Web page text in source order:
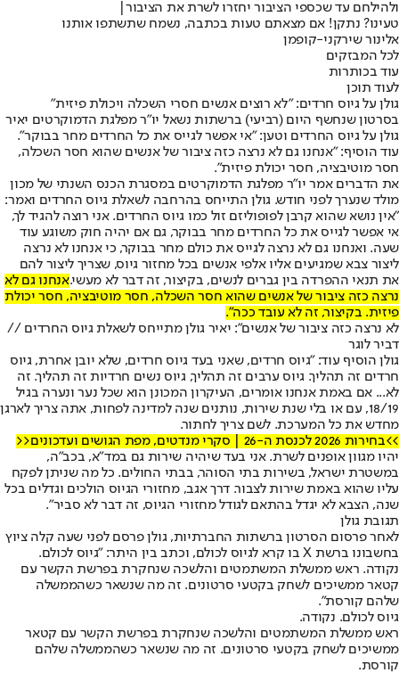
ולהילחם עד שכספי הציבור יחזרו לשרת את הציבור|
טעינו? נתקן! אם מצאתם טעות בכתבה, נשמח שתשתפו אותנו
אלינור שירקני-קופמן
לכל המבזקים
עוד בכותרות
לעוד תוכן
גולן על גיוס חרדים: "לא רוצים אנשים חסרי השכלה ויכולת פיזית"
בסרטון שנחשף היום (רביעי) ברשתות נשאל יו"ר מפלגת הדמוקרטים יאיר
גולן על גיוס החרדים וטען: "אי אפשר לגייס את כל החרדים מחר בבוקר".
עוד הוסיף: "אנחנו גם לא נרצה כזה ציבור של אנשים שהוא חסר השכלה,
חסר מוטיבציה, חסר יכולת פיזית".
את הדברים אמר יו"ר מפלגת הדמוקרטים במסגרת הכנס השנתי של מכון
מולד שנערך לפני חודש. גולן התייחס בהרחבה לשאלת גיוס החרדים ואמר:
"אין נושא שהוא קרבן לפופוליזם זול כמו גיוס החרדים. אני רוצה להגיד לך,
אי אפשר לגייס את כל החרדים מחר בבוקר, גם אם יהיה חוק משוגע עוד
שעה. ואנחנו גם לא נרצה לגייס את כולם מחר בבוקר, כי אנחנו לא נרצה
ליצור צבא שמגיעים אליו אלפי אנשים בכל מחזור גיוס, שצריך ליצור להם
את תנאי ההפרדה בין גברים לנשים, בקיצור, זה דבר לא מעשי.אנחנו גם לא
נרצה כזה ציבור של אנשים שהוא חסר השכלה, חסר מוטיבציה, חסר יכולת
פיזית. בקיצור, זה לא עובד ככה".
לא נרצה כזה ציבור של אנשים": יאיר גולן מתייחס לשאלת גיוס החרדים //
דביר לוגר
גולן הוסיף עוד: "גיוס חרדים, שאני בעד גיוס חרדים, שלא יובן אחרת, גיוס
חרדים זה תהליך. גיוס ערבים זה תהליך, גיוס נשים חרדיות זה תהליך. זה
לא... אם באמת אנחנו אומרים, העיקרון המכונן הוא שכל נער ונערה בגיל
18/19, עם או בלי שנת שירות, נותנים שנה למדינה לפחות, אתה צריך לארגן
מחדש את כל המערכת. לשם צריך לחתור.
>>בחירות 2026 לכנסת ה-26 | סקרי מנדטים, מפת הגושים ועדכונים<<
יהיו מגוון אופנים לשרת. אני בעד שיהיה שירות גם במד"א, בכב"ה,
במשטרת ישראל, בשירות בתי הסוהר, בבתי החולים. כל מה שניתן לפקח
עליו שהוא באמת שירות לצבור. דרך אגב, מחזורי הגיוס הולכים וגדלים בכל
שנה, הצבא לא יגדל בהתאם לגודל מחזורי הגיוס, זה דבר לא סביר".
תגובת גולן
לאחר פרסום הסרטון ברשתות החברתיות, גולן פרסם לפני שעה קלה ציוץ
בחשבונו ברשת X בו קרא לגיוס לכולם, וכתב בין היתר: "גיוס לכולם.
נקודה. ראש ממשלת המשתמטים והלשכה שנחקרת בפרשת הקשר עם
קטאר ממשיכים לשחק בקטעי סרטונים. זה מה שנשאר כשהממשלה
שלהם קורסת".
גיוס לכולם. נקודה.
ראש ממשלת המשתמטים והלשכה שנחקרת בפרשת הקשר עם קטאר
ממשיכים לשחק בקטעי סרטונים. זה מה שנשאר כשהממשלה שלהם
קורסת.